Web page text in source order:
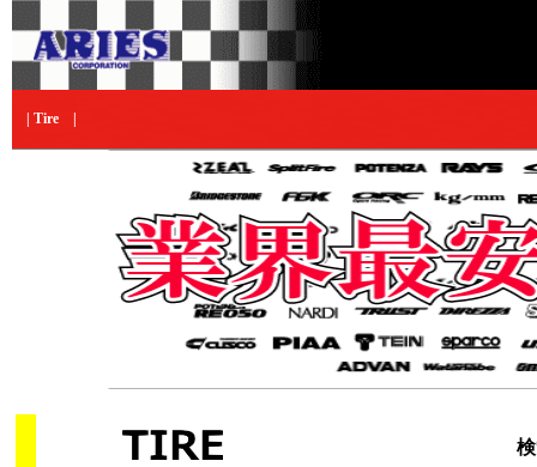
Tire